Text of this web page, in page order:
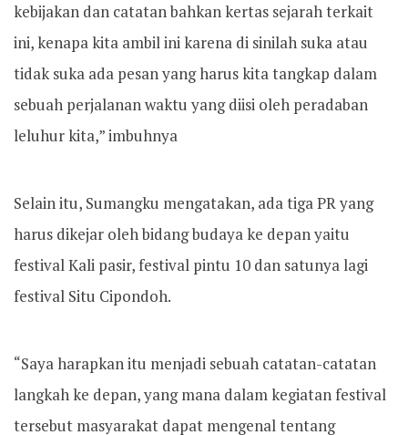
kebijakan dan catatan bahkan kertas sejarah terkait
ini, kenapa kita ambil ini karena di sinilah suka atau
tidak suka ada pesan yang harus kita tangkap dalam
sebuah perjalanan waktu yang diisi oleh peradaban
leluhur kita,” imbuhnya
Selain itu, Sumangku mengatakan, ada tiga PR yang
harus dikejar oleh bidang budaya ke depan yaitu
festival Kali pasir, festival pintu 10 dan satunya lagi
festival Situ Cipondoh.
“Saya harapkan itu menjadi sebuah catatan-catatan
langkah ke depan, yang mana dalam kegiatan festival
tersebut masyarakat dapat mengenal tentang